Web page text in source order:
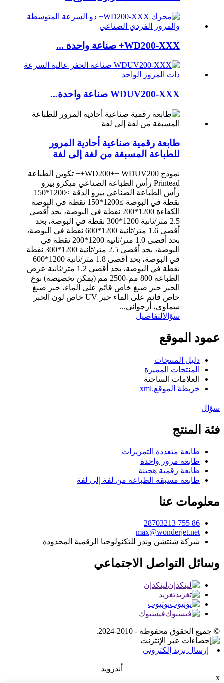
WD200-XXX+ صناعة واحدة ...
WDUV200-XXX صناعة واحدة...
طابعة رقمية صناعية أحادية المرور
للطباعة المسبقة من لفة إلى لفة
نموذج WD200++ WDUV200++ تكوين الطباعة
Printead رأس الطباعة الصناعي ميكرو بيزو
رأس الطباعة الصناعي بيزو الدقة ≥1200*150
نقطة في البوصة ≥1200*150 نقطة في البوصة
الكفاءة 1200*200 نقطة في البوصة، بحد أقصى
2.5 متر/ثانية 1200*300 نقطة في البوصة، بحد
أقصى 1.6 متر/ثانية 1200*600 نقطة في البوصة،
بحد أقصى 1.0 متر/ثانية 1200*200 نقطة في
البوصة، بحد أقصى 2.5 متر/ثانية 1200*300 نقطة
في البوصة، بحد أقصى 1.8 متر/ثانية 1200*600
نقطة في البوصة، بحد أقصى 1.2 متر/ثانية عرض
الطباعة 800 مم-2500 مم (يمكن تخصيصه) نوع
الحبر حبر صبغ خاص قائم على الماء، حبر صبغ
خاص قائم على الماء حبر UV خاص لون الحبر
سماوي، أرجواني...
سؤالالتفاصيل
عمود الموقع
دليل المنتجات
المنتجات المميزة
العلامات الساخنة
خريطة الموقع.xml
سؤال
فئة المنتج
طابعة متعددة التمريرات
طابعة مرور واحدة
طابعة رقمية هجينة
طابعة مسبقة الطباعة من لفة إلى لفة
معلومات عنا
86 755 28703213
max@wonderjet.net
شركة شنتشن وندر للتكنولوجيا الرقمية المحدودة
وسائل التواصل الاجتماعي
لينكدإن
تغريد
يوتيوب
فيسبوك
© جميع الحقوق محفوظة - 2010-2024.
إرسال بريد إلكتروني
أندرويد
x